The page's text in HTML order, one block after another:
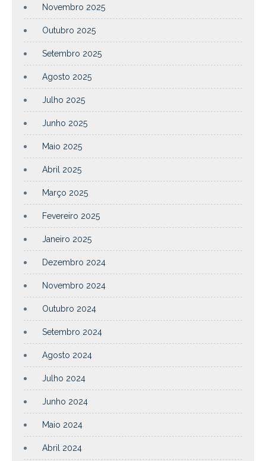
Novembro 2025
Outubro 2025
Setembro 2025
Agosto 2025
Julho 2025
Junho 2025
Maio 2025
Abril 2025
Março 2025
Fevereiro 2025
Janeiro 2025
Dezembro 2024
Novembro 2024
Outubro 2024
Setembro 2024
Agosto 2024
Julho 2024
Junho 2024
Maio 2024
Abril 2024